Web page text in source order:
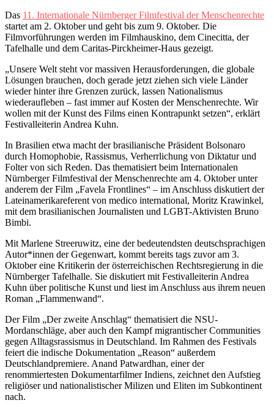
Das 11. Internationale Nürnberger Filmfestival der Menschenrechte
startet am 2. Oktober und geht bis zum 9. Oktober. Die
Filmvorführungen werden im Filmhauskino, dem Cinecitta, der
Tafelhalle und dem Caritas-Pirckheimer-Haus gezeigt.
„Unsere Welt steht vor massiven Herausforderungen, die globale
Lösungen brauchen, doch gerade jetzt ziehen sich viele Länder
wieder hinter ihre Grenzen zurück, lassen Nationalismus
wiederaufleben – fast immer auf Kosten der Menschenrechte. Wir
wollen mit der Kunst des Films einen Kontrapunkt setzen“, erklärt
Festivalleiterin Andrea Kuhn.
In Brasilien etwa macht der brasilianische Präsident Bolsonaro
durch Homophobie, Rassismus, Verherrlichung von Diktatur und
Folter von sich Reden. Das thematisiert beim Internationalen
Nürnberger Filmfestival der Menschenrechte am 4. Oktober unter
anderem der Film „Favela Frontlines“ – im Anschluss diskutiert der
Lateinamerikareferent von medico international, Moritz Krawinkel,
mit dem brasilianischen Journalisten und LGBT-Aktivisten Bruno
Bimbi.
Mit Marlene Streeruwitz, eine der bedeutendsten deutschsprachigen
Autor*innen der Gegenwart, kommt bereits tags zuvor am 3.
Oktober eine Kritikerin der österreichischen Rechtsregierung in die
Nürnberger Tafelhalle. Sie diskutiert mit Festivalleiterin Andrea
Kuhn über politische Kunst und liest im Anschluss aus ihrem neuen
Roman „Flammenwand“.
Der Film „Der zweite Anschlag“ thematisiert die NSU-
Mordanschläge, aber auch den Kampf migrantischer Communities
gegen Alltagsrassismus in Deutschland. Im Rahmen des Festivals
feiert die indische Dokumentation „Reason“ außerdem
Deutschlandpremiere. Anand Patwardhan, einer der
renommiertesten Dokumentarfilmer Indiens, zeichnet den Aufstieg
religiöser und nationalistischer Milizen und Eliten im Subkontinent
nach.